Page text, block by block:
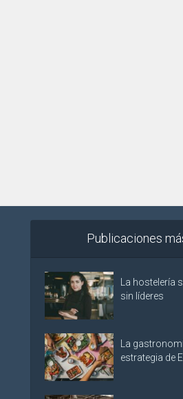
Publicaciones
La hostelería
sin líderes
La
estrategia de